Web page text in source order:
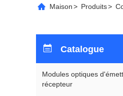
Maison> Produits>
Catalogue
Modules optiques
récepteur